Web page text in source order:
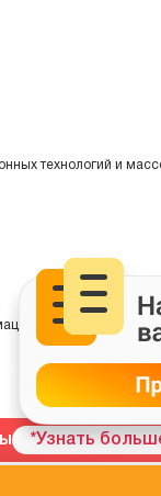
технологий и
на основе сбора,
*Узнать